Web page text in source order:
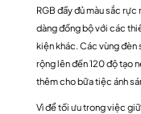
RGB đầy đủ màu sắc
dàng đồng bộ với các
kiện khác. Các vùng đèn
rộng lên đến 120 độ tạo
thêm cho bữa tiệc ánh
Vì để tối ưu trong việc